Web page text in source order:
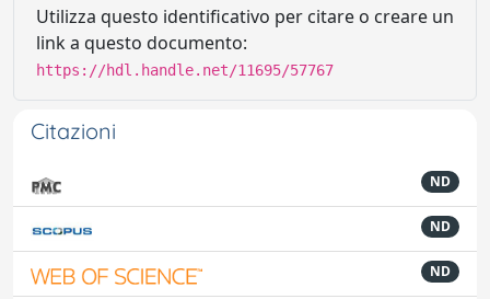
Utilizza questo identificativo per citare o creare un
link a questo documento:
https://hdl.handle.net/11695/57767
Citazioni
ND
ND
ND